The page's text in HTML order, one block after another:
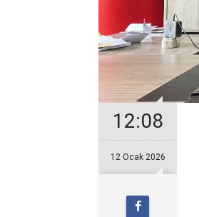
12:08
12 Ocak 2026